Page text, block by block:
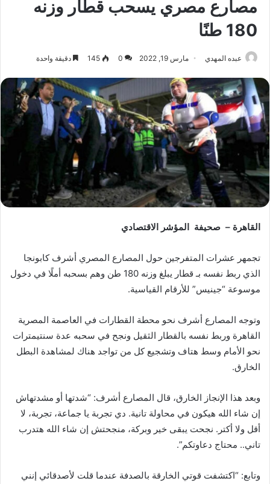
مصارع مصري يسحب قطار وزنه
180 طنًا
عبده المهدي مارس 19, 2022 0
145 دقيقة واحدة
القاهرة – صحيفة المؤشر الاقتصادي
تجمهر عشرات المتفرجين حول المصارع المصري أشرف كابونجا
الذي ربط نفسه بـ قطار يبلغ وزنه 180 طن وهم بسحبه أملًا في دخول
موسوعة “جينيس” للأرقام القياسية.
وتوجه المصارع أشرف نحو محطة القطارات في العاصمة المصرية
القاهرة وربط نفسه بالقطار الثقيل ونجح في سحبه عدة سنتيمترات
نحو الأمام وسط هتاف وتشجيع كل من تواجد هناك لمشاهدة البطل
الخارق.
وبعد هذا الإنجاز الخارق، قال المصارع أشرف: “شدتها أو مشدتهاش
إن شاء الله هيكون في محاولة تانية. دي تجربة يا جماعة، تجربة، لا
أقل ولا أكتر. نجحت يبقى خير وبركة، منجحتش إن شاء الله هتدرب
تاني.. محتاج دعاوتكم”.
وتابع: “اكتشفت قوتي الخارقة بالصدفة عندما قلت لأصدقائي إنني